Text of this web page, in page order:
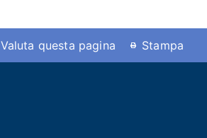
Valuta questa pagina Stampa